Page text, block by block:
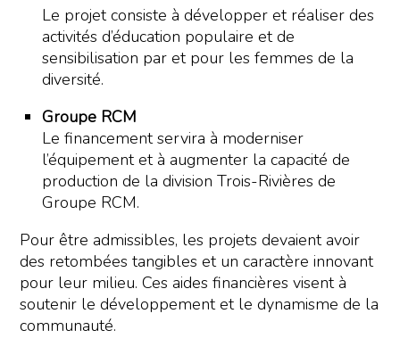
Le projet consiste à développer et réaliser des
activités d’éducation populaire et de
sensibilisation par et pour les femmes de la
diversité.
Groupe RCM
Le financement servira à moderniser
l’équipement et à augmenter la capacité de
production de la division Trois-Rivières de
Groupe RCM.
Pour être admissibles, les projets devaient avoir
des retombées tangibles et un caractère innovant
pour leur milieu. Ces aides financières visent à
soutenir le développement et le dynamisme de la
communauté.